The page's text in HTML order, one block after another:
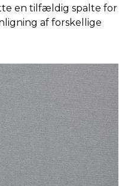
en tilfældig spalte for
af forskellige